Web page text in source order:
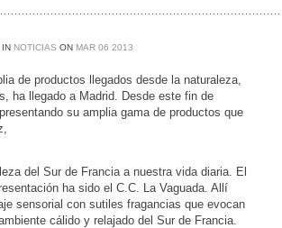
IN NOTICIAS ON MAR 06 2013
de productos llegados desde la naturaleza,
ha llegado a Madrid. Desde este fin de
su amplia gama de productos que
del Sur de Francia a nuestra vida diaria. El
ha sido el C.C. La Vaguada. Allí
sensorial con sutiles fragancias que evocan
cálido y relajado del Sur de Francia.